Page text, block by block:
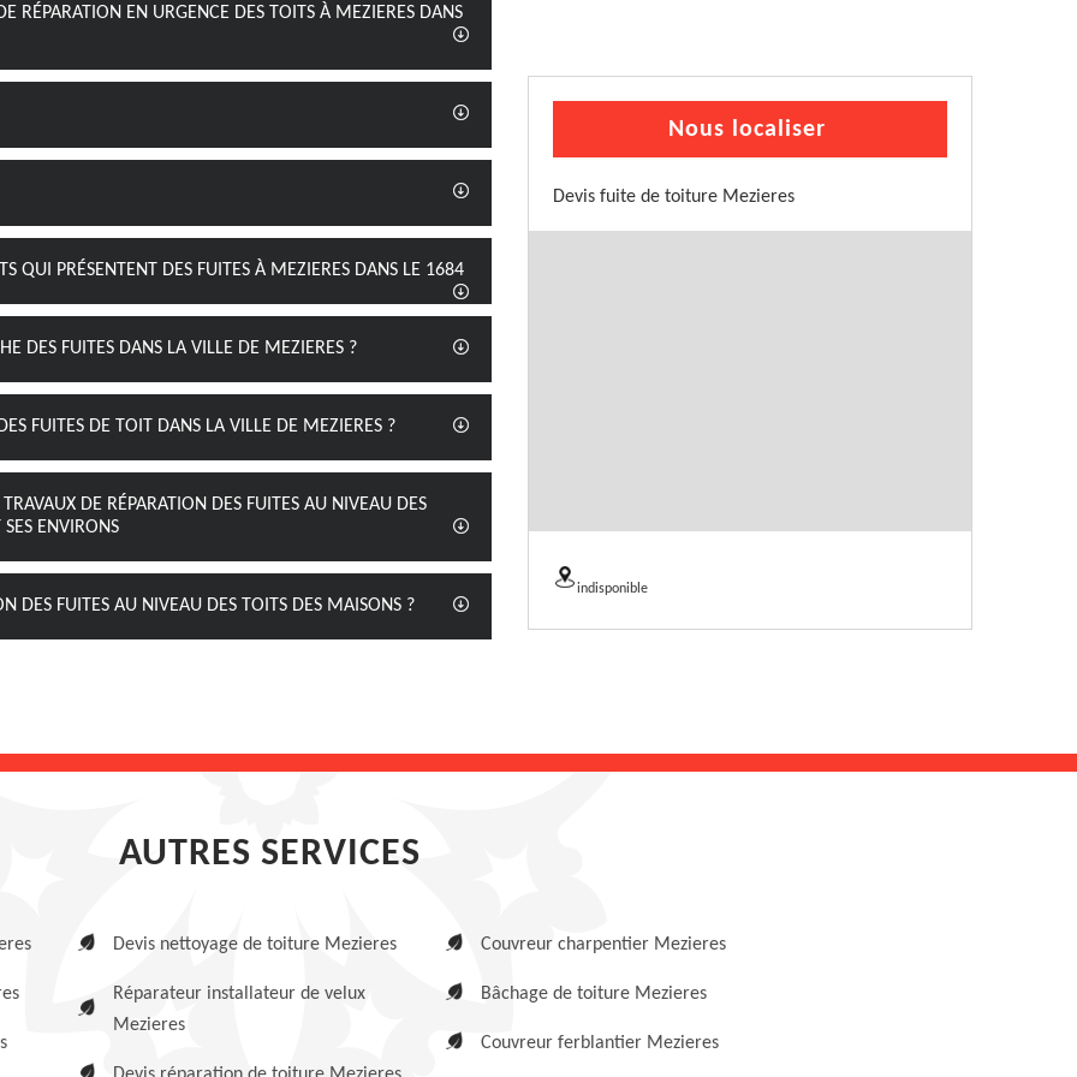
RÉPARATION EN URGENCE DES TOITS À MEZIERES DANS
QUI PRÉSENTENT DES FUITES À MEZIERES DANS LE 1684
DES FUITES DANS LA VILLE DE MEZIERES ?
FUITES DE TOIT DANS LA VILLE DE MEZIERES ?
DE RÉPARATION DES FUITES AU NIVEAU DES
ENVIRONS
DES FUITES AU NIVEAU DES TOITS DES MAISONS ?
Nous localiser
Devis fuite de toiture Mezieres
indisponible
AUTRES SERVICES
Devis nettoyage de toiture Mezieres
Réparateur installateur de velux
Mezieres
Couvreur charpentier Mezieres
Bâchage de toiture Mezieres
Couvreur ferblantier Mezieres